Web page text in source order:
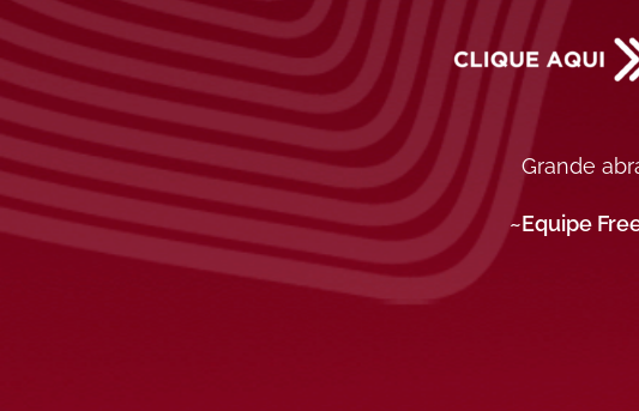
Grande
~Equipe